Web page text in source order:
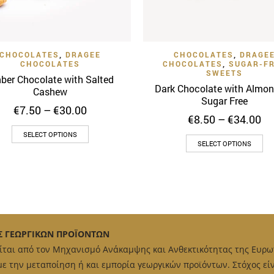
Add to Wishlist Quick View
CHOCOLATES
DRAGEE
CHOCOLATES
Chocolate with Salted
Cashew
€7.50 –€30.00Price
range:
through
SELECT OPTIONS
product
may
be
chosen
Add to Wishlist Quick
CHOCOLATES
DRAGEE
CHOCOLATES
SUGAR-
SWEETS
Dark Chocolate with
Sugar Free
€8.50 –€34.00
SELECT OPTIONS
be
ΠΡΟΪΟΝΤΩΝ
από τον Μηχανισμό Ανάκαμψης και Ανθεκτικότητας της
μεταποίηση ή και εμπορία γεωργικών προϊόντων. Στόχος